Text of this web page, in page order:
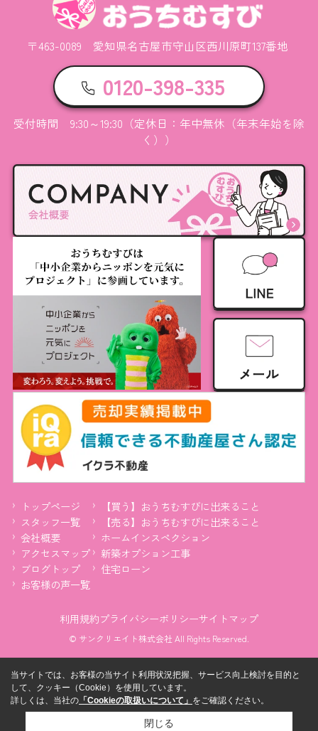
〒463-0089 愛知県名古屋市守山区西川原町137番地
0120-398-335
受付時間 9:30～19:30（定休日：年中無休（年末年始を除
く））
トップページ
【買う】おうちむすびに出来ること
スタッフ一覧
【売る】おうちむすびに出来ること
会社概要
ホームインスペクション
アクセスマップ
新築オプション工事
ブログトップ
住宅ローン
お客様の声一覧
利用規約プライバシーポリシーサイトマップ
© サンクリエイト株式会社 All Rights Reserved.
当サイトでは、お客様の当サイト利用状況把握、サービス向上検討を目的と
して、クッキー（Cookie）を使用しています。
詳しくは、当社の 「Cookieの取扱いについて」 をご確認ください。
閉じる